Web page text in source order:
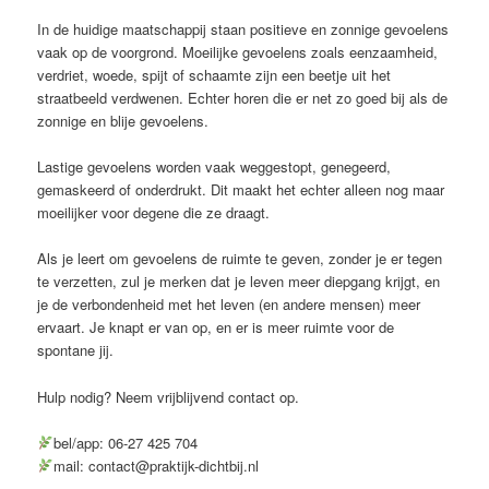
In de huidige maatschappij staan positieve en zonnige gevoelens
vaak op de voorgrond. Moeilijke gevoelens zoals eenzaamheid,
verdriet, woede, spijt of schaamte zijn een beetje uit het
straatbeeld verdwenen. Echter horen die er net zo goed bij als de
zonnige en blije gevoelens.
Lastige gevoelens worden vaak weggestopt, genegeerd,
gemaskeerd of onderdrukt. Dit maakt het echter alleen nog maar
moeilijker voor degene die ze draagt.
Als je leert om gevoelens de ruimte te geven, zonder je er tegen
te verzetten, zul je merken dat je leven meer diepgang krijgt, en
je de verbondenheid met het leven (en andere mensen) meer
ervaart. Je knapt er van op, en er is meer ruimte voor de
spontane jij.
Hulp nodig? Neem vrijblijvend contact op.
bel/app: 06-27 425 704
mail: contact@praktijk-dichtbij.nl